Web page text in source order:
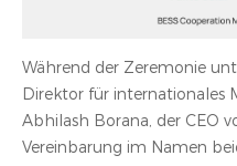
Während der Zeremonie
Direktor für internationales
Abhilash Borana, der CEO
Vereinbarung im Namen